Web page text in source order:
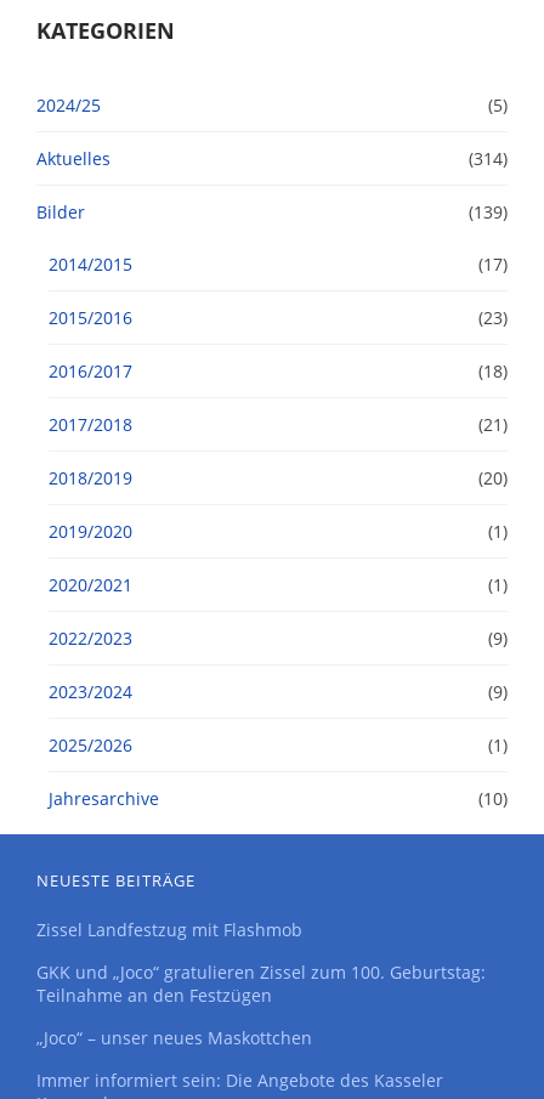
KATEGORIEN
2024/25 (5)
Aktuelles (314)
Bilder (139)
2014/2015 (17)
2015/2016 (23)
2016/2017 (18)
2017/2018 (21)
2018/2019 (20)
2019/2020 (1)
2020/2021 (1)
2022/2023 (9)
2023/2024 (9)
2025/2026 (1)
Jahresarchive (10)
NEUESTE BEITRÄGE
Zissel Landfestzug mit Flashmob
GKK und „Joco“ gratulieren Zissel zum 100. Geburtstag:
Teilnahme an den Festzügen
„Joco“ – unser neues Maskottchen
Immer informiert sein: Die Angebote des Kasseler